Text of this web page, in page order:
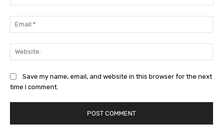
Save my name, email, and website in this browser for the next
time I comment.